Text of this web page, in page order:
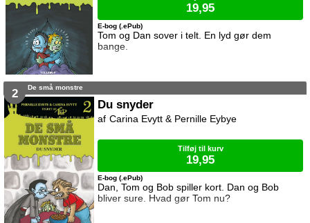
Tom og Dan sover i telt. En lyd gør dem
bange.
E-bog (.ePub)
19,95
2 De små monstre
Du snyder
Dan, Tom og Bob spiller kort. Dan og Bob
bliver sure. Hvad gør Tom nu?
E-bog (.ePub)
Carina Evytt & Pernille Eybye
Tilføj til kurv
19,95